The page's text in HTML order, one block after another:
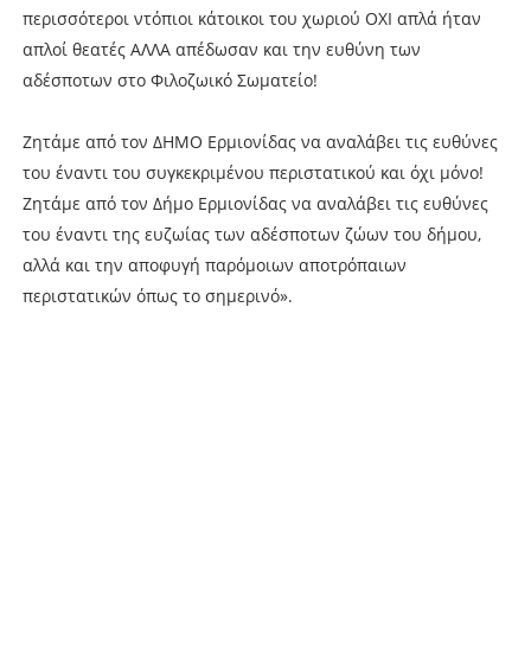
περισσότεροι ντόπιοι κάτοικοι του χωριού ΟΧΙ απλά ήταν
απλοί θεατές ΑΛΛΑ απέδωσαν και την ευθύνη των
αδέσποτων στο Φιλοζωικό Σωματείο!
Ζητάμε από τον ΔΗΜΟ Ερμιονίδας να αναλάβει τις ευθύνες
του έναντι του συγκεκριμένου περιστατικού και όχι μόνο!
Ζητάμε από τον Δήμο Ερμιονίδας να αναλάβει τις ευθύνες
του έναντι της ευζωίας των αδέσποτων ζώων του δήμου,
αλλά και την αποφυγή παρόμοιων αποτρόπαιων
περιστατικών όπως το σημερινό».